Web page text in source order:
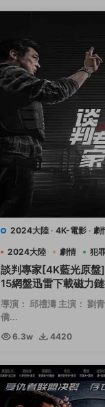
2024大陸 · 4K-電影 · 劇
2024大陸 劇情 犯
談判專家[4K藍光原盤
15網盤迅雷下載磁力
導演： 邱禮濤 主演： 劉
僑...
6.3w 4420